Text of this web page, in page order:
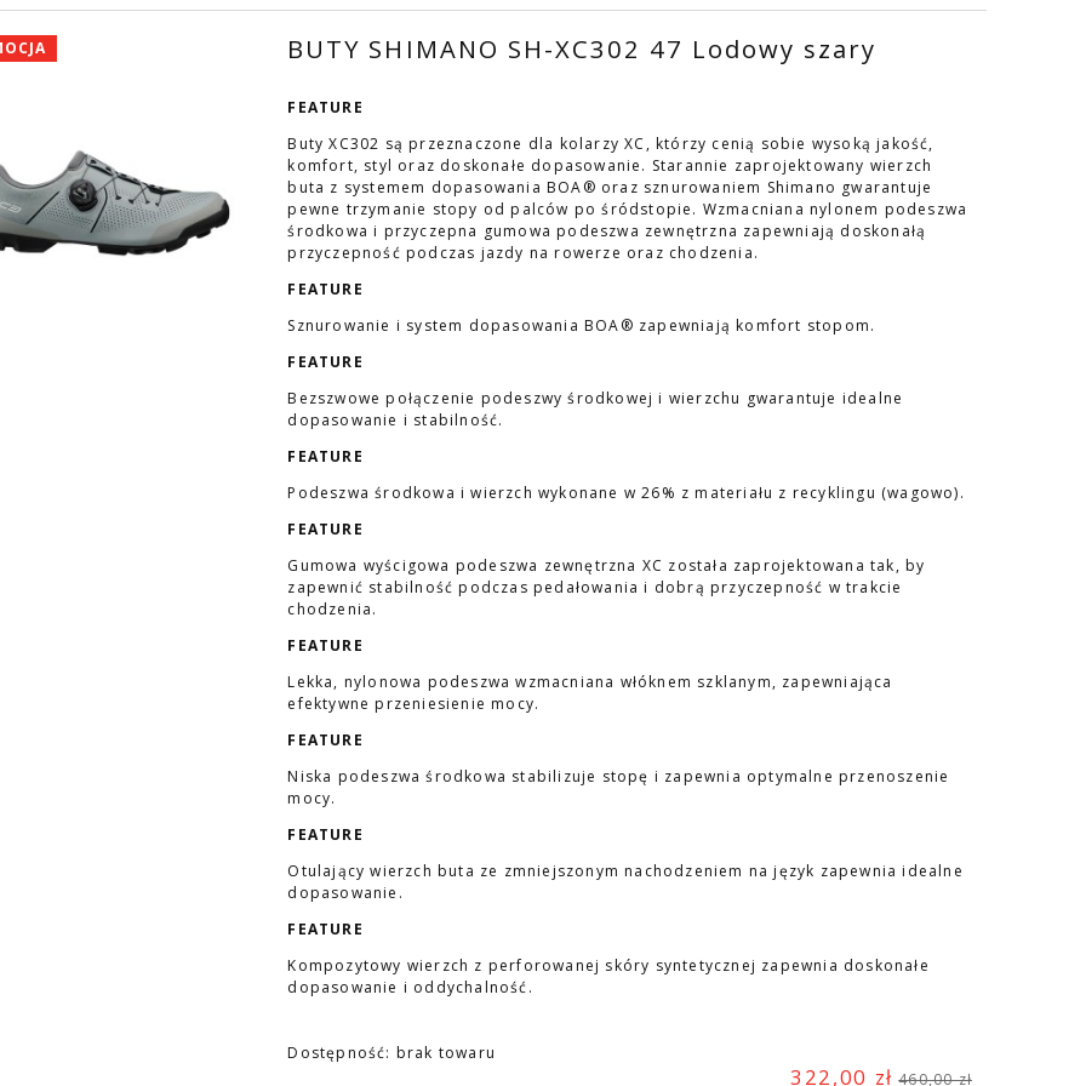
BUTY SHIMANO SH-XC302 47 Lodowy szary
FEATURE
Buty XC302 są przeznaczone dla kolarzy XC, którzy cenią sobie wysoką jakość,
komfort, styl oraz doskonałe dopasowanie. Starannie zaprojektowany wierzch
buta z systemem dopasowania BOA® oraz sznurowaniem Shimano gwarantuje
pewne trzymanie stopy od palców po śródstopie. Wzmacniana nylonem podeszwa
środkowa i przyczepna gumowa podeszwa zewnętrzna zapewniają doskonałą
przyczepność podczas jazdy na rowerze oraz chodzenia.
FEATURE
Sznurowanie i system dopasowania BOA® zapewniają komfort stopom.
FEATURE
Bezszwowe połączenie podeszwy środkowej i wierzchu gwarantuje idealne
dopasowanie i stabilność.
FEATURE
Podeszwa środkowa i wierzch wykonane w 26% z materiału z recyklingu (wagowo).
FEATURE
Gumowa wyścigowa podeszwa zewnętrzna XC została zaprojektowana tak, by
zapewnić stabilność podczas pedałowania i dobrą przyczepność w trakcie
chodzenia.
FEATURE
Lekka, nylonowa podeszwa wzmacniana włóknem szklanym, zapewniająca
efektywne przeniesienie mocy.
FEATURE
Niska podeszwa środkowa stabilizuje stopę i zapewnia optymalne przenoszenie
mocy.
FEATURE
Otulający wierzch buta ze zmniejszonym nachodzeniem na język zapewnia idealne
dopasowanie.
FEATURE
Kompozytowy wierzch z perforowanej skóry syntetycznej zapewnia doskonałe
dopasowanie i oddychalność.
Dostępność: brak towaru
322,00 zł 460,00 zł